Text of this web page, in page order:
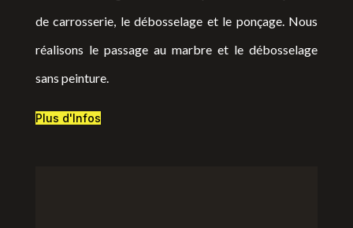
de carrosserie, le débosselage et le ponçage. Nous
réalisons le passage au marbre et le débosselage
sans peinture.
Plus d'Infos